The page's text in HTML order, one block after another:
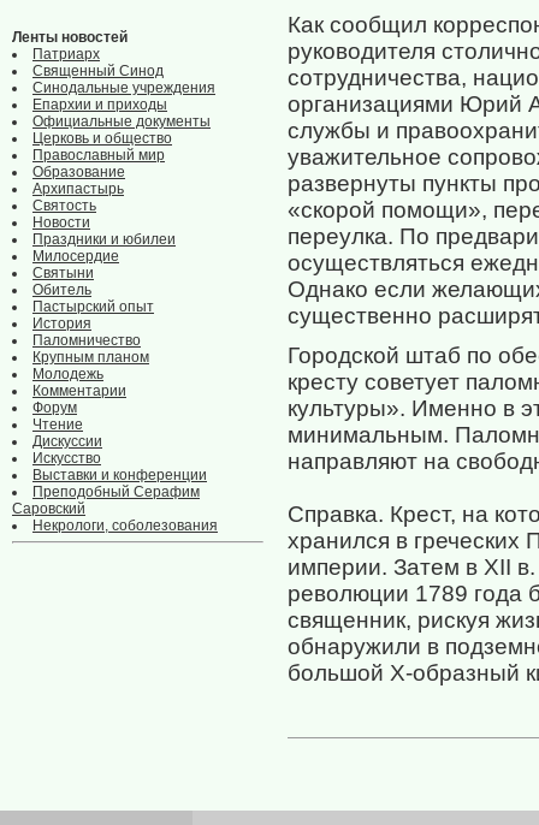
Ленты новостей
Патриарх
Священный Синод
Синодальные учреждения
Епархии и приходы
Официальные документы
Церковь и общество
Православный мир
Образование
Архипастырь
Святость
Новости
Праздники и юбилеи
Милосердие
Святыни
Обитель
Пастырский опыт
История
Паломничество
Крупным планом
Молодежь
Комментарии
Форум
Чтение
Дискуссии
Искусство
Выставки и конференции
Преподобный Серафим
Саровский
Некрологи, соболезования
Как сообщил
руководителя
сотрудничества,
организациями Юрий
службы и
уважительное
развернуты пункты
«скорой помощи»,
переулка. По
осуществляться
Однако если
существенно
Городской штаб по
кресту советует
культуры». Именно в
минимальным.
направляют на
Справка. Крест, на
хранился в греческих
империи. Затем в XII
революции 1789 года
священник, рискуя
обнаружили в
большой Х-образный